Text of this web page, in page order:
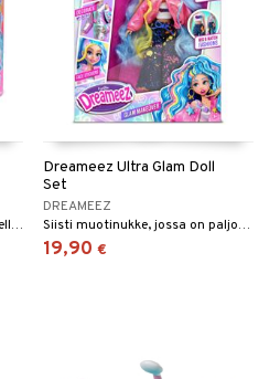
Nukke, jonka eri osia voi yhdistellä ja sovittaa yhteen!
Dreameez Ultra Glam Doll
Set
DREAMEEZ
Siisti muotinukke, jossa on paljon tarvikkeita.
19,90 €